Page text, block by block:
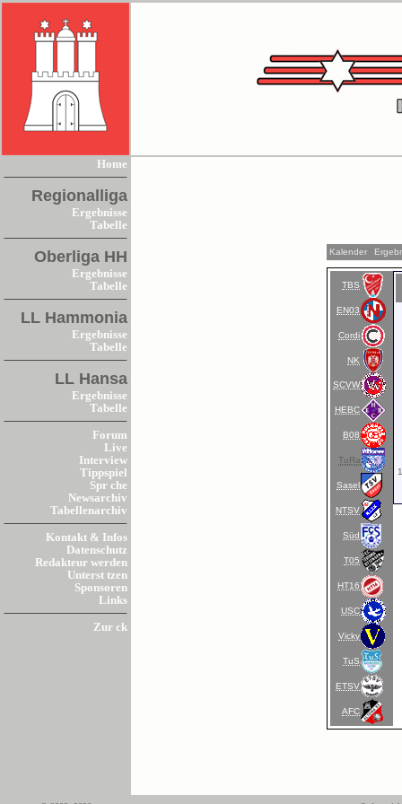
Home
Regionalliga
Ergebnisse
Tabelle
Oberliga HH
Ergebnisse
Tabelle
LL Hammonia
Ergebnisse
Tabelle
LL Hansa
Ergebnisse
Tabelle
Forum
Live
Interview
Tippspiel
Spr che
Newsarchiv
Tabellenarchiv
Kontakt & Infos
Datenschutz
Redakteur werden
Unterst tzen
Sponsoren
Links
Zur ck
Kalender
TBS
EN03
Cordi
NK
SCVW
HEBC
B08
TuRa
Sasel
NTSV
Süd
T05
HT16
USC
Vicky
TuS
ETSV
AFC